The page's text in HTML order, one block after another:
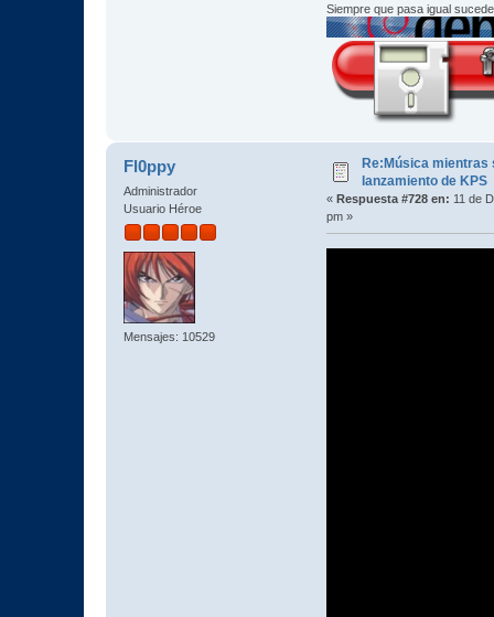
Siempre que pasa igual
Fl0ppy
Administrador
Usuario Héroe
Mensajes: 10529
Re:Música mientras
lanzamiento de KPS
« Respuesta #728 en: 11 de
pm »